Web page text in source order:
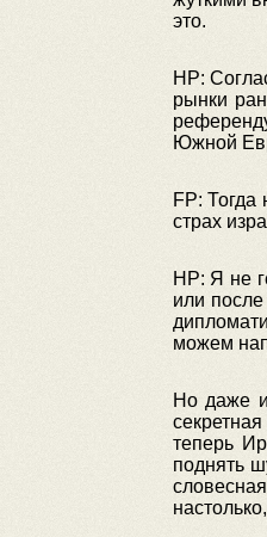
это.
НР:
рынки
Южной
FP:
страх
НР: Я не
или
можем
Но даже
теперь
поднять